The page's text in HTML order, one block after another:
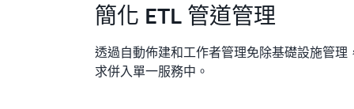
簡化 ETL 管道管理
透過自動佈建和工作者管理免除基礎設施管理
求併入單一服務中。